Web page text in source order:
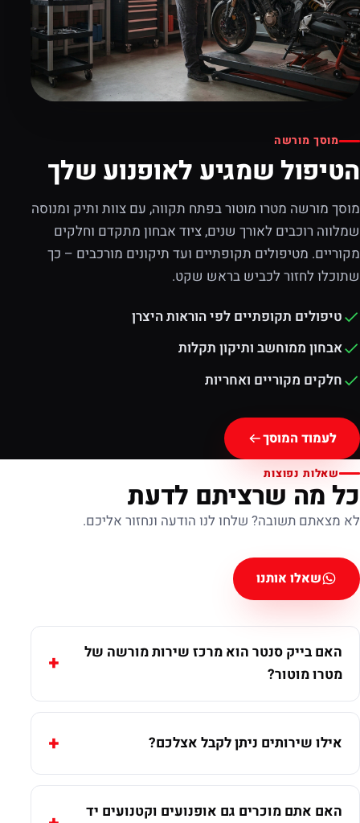
מוסך מורשה
הטיפול שמגיע לאופנוע שלך
מוסך מורשה מטרו מוטור בפתח תקווה, עם צוות ותיק ומנוסה
שמלווה רוכבים לאורך שנים, ציוד אבחון מתקדם וחלקים
מקוריים. מטיפולים תקופתיים ועד תיקונים מורכבים – כך
שתוכלו לחזור לכביש בראש שקט.
טיפולים תקופתיים לפי הוראות היצרן
אבחון ממוחשב ותיקון תקלות
חלקים מקוריים ואחריות
לעמוד המוסך
שאלות נפוצות
כל מה שרציתם לדעת
לא מצאתם תשובה? שלחו לנו הודעה ונחזור אליכם.
שאלו אותנו
האם בייק סנטר הוא מרכז שירות מורשה של
מטרו מוטור?
אילו שירותים ניתן לקבל אצלכם?
האם אתם מוכרים גם אופנועים וקטנועים יד